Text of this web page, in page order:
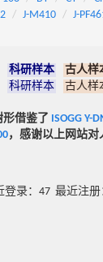
J-M410 J-
科研样本
古人样
科研样本 古人样
形借鉴了 ISOGG Y-
，感谢以上网站
登录：47 最近注